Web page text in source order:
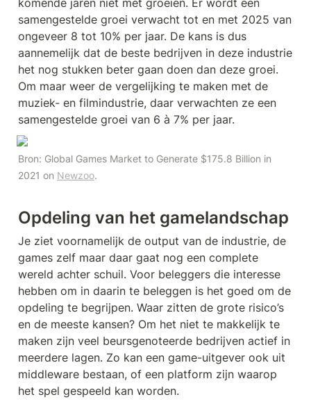
komende jaren niet met groeien. Er wordt een
samengestelde groei verwacht tot en met 2025 van
ongeveer 8 tot 10% per jaar. De kans is dus
aannemelijk dat de beste bedrijven in deze industrie
het nog stukken beter gaan doen dan deze groei.
Om maar weer de vergelijking te maken met de
muziek- en filmindustrie, daar verwachten ze een
samengestelde groei van 6 à 7% per jaar.
Bron: Global Games Market to Generate $175.8 Billion in
2021 on Newzoo.
Opdeling van het gamelandschap
Je ziet voornamelijk de output van de industrie, de
games zelf maar daar gaat nog een complete
wereld achter schuil. Voor beleggers die interesse
hebben om in daarin te beleggen is het goed om de
opdeling te begrijpen. Waar zitten de grote risico’s
en de meeste kansen? Om het niet te makkelijk te
maken zijn veel beursgenoteerde bedrijven actief in
meerdere lagen. Zo kan een game-uitgever ook uit
middleware bestaan, of een platform zijn waarop
het spel gespeeld kan worden.